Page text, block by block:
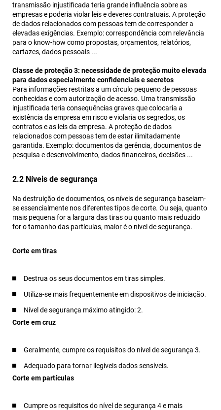
transmissão injustificada teria grande influência sobre as
empresas e poderia violar leis e deveres contratuais. A proteção
de dados relacionados com pessoas tem de corresponder a
elevadas exigências. Exemplo: correspondência com relevância
para o know-how como propostas, orçamentos, relatórios,
cartazes, dados pessoais ...
Classe de proteção 3: necessidade de proteção muito elevada
para dados especialmente confidenciais e secretos
Para informações restritas a um círculo pequeno de pessoas
conhecidas e com autorização de acesso. Uma transmissão
injustificada teria consequências graves que colocaria a
existência da empresa em risco e violaria os segredos, os
contratos e as leis da empresa. A proteção de dados
relacionados com pessoas tem de estar ilimitadamente
garantida. Exemplo: documentos da gerência, documentos de
pesquisa e desenvolvimento, dados financeiros, decisões ...
2.2 Níveis de segurança
Na destruição de documentos, os níveis de segurança baseiam-
se essencialmente nos diferentes tipos de corte. Ou seja, quanto
mais pequena for a largura das tiras ou quanto mais reduzido
for o tamanho das partículas, maior é o nível de segurança.
Corte em tiras
Destrua os seus documentos em tiras simples.
Utiliza-se mais frequentemente em dispositivos de iniciação.
Nível de segurança máximo atingido: 2.
Corte em cruz
Geralmente, cumpre os requisitos do nível de segurança 3.
Adequado para tornar ilegíveis dados sensíveis.
Corte em partículas
Cumpre os requisitos do nível de segurança 4 e mais